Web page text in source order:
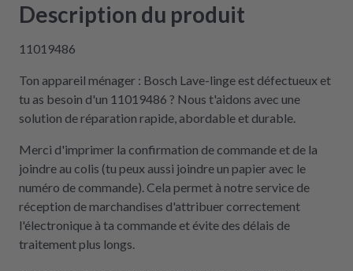
Description du produit
11019486
Ton appareil ménager : Bosch Lave-linge est défectueux et
tu as besoin d'un 11019486 ? Nous t'aidons avec une
solution de réparation rapide, abordable et durable.
Merci d'imprimer la confirmation de commande et de la
joindre au colis (tu peux aussi joindre un papier avec le
numéro de commande). Cela permet à notre service de
réception de marchandises d'attribuer correctement
l'électronique à ta commande et évite des délais de
traitement plus longs.